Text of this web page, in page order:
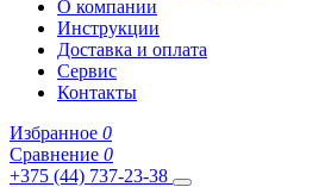
О компании
Инструкции
Доставка и оплата
Сервис
Контакты
Избранное 0
Сравнение 0
+375 (44) 737-23-38